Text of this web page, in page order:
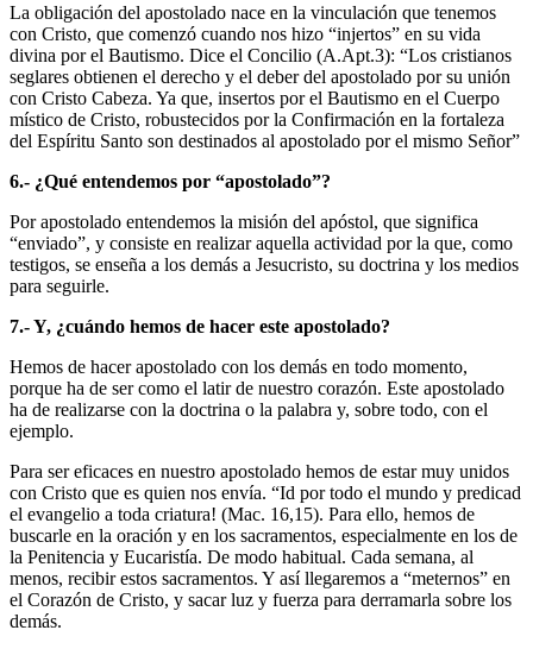
La obligación del apostolado nace en la vinculación que tenemos
con Cristo, que comenzó cuando nos hizo “injertos” en su vida
divina por el Bautismo. Dice el Concilio (A.Apt.3): “Los cristianos
seglares obtienen el derecho y el deber del apostolado por su unión
con Cristo Cabeza. Ya que, insertos por el Bautismo en el Cuerpo
místico de Cristo, robustecidos por la Confirmación en la fortaleza
del Espíritu Santo son destinados al apostolado por el mismo Señor”
6.- ¿Qué entendemos por “apostolado”?
Por apostolado entendemos la misión del apóstol, que significa
“enviado”, y consiste en realizar aquella actividad por la que, como
testigos, se enseña a los demás a Jesucristo, su doctrina y los medios
para seguirle.
7.- Y, ¿cuándo hemos de hacer este apostolado?
Hemos de hacer apostolado con los demás en todo momento,
porque ha de ser como el latir de nuestro corazón. Este apostolado
ha de realizarse con la doctrina o la palabra y, sobre todo, con el
ejemplo.
Para ser eficaces en nuestro apostolado hemos de estar muy unidos
con Cristo que es quien nos envía. “Id por todo el mundo y predicad
el evangelio a toda criatura! (Mac. 16,15). Para ello, hemos de
buscarle en la oración y en los sacramentos, especialmente en los de
la Penitencia y Eucaristía. De modo habitual. Cada semana, al
menos, recibir estos sacramentos. Y así llegaremos a “meternos” en
el Corazón de Cristo, y sacar luz y fuerza para derramarla sobre los
demás.